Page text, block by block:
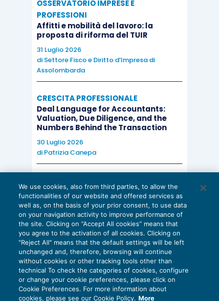
OSSERVATORIO IMPRESE E
PROFESSIONI
Affitti e mobilità del lavoro: la
proposta di riforma del TUIR
31 Luglio 2026
di Settore Fisco e Diritto d’Impresa di
Assolombarda
CRESCITA PROFESSIONALE
Deal Language for Accountants:
Valuation, Due Diligence, and the
Numbers Behind the Transaction
30 Luglio 2026
di Patrizia Canepa
EU AI Act e studi professionali: le
scadenze concrete
27 Luglio 2026
di Diego BarberieStefano Dovier
Privacy Policy
We use cookies, also from third parties, to allow the
functionalities of our website and offered services as
well as, on the basis of your prior consent, to use data
on your navigation activity to improve performance of
the site. Clicking on “Accept All cookies” means that
you agree to the activation of all cookies. Clicking on
"Reject All" means that the default settings will be left
unchanged and, therefore, browsing will continue
without cookies or other tracking tools other than
technical To check the categories of cookies, configure
or change your cookie preferences, please click on
Cookie Preferences. For more information about
cookies, please see our Cookie Policy. More